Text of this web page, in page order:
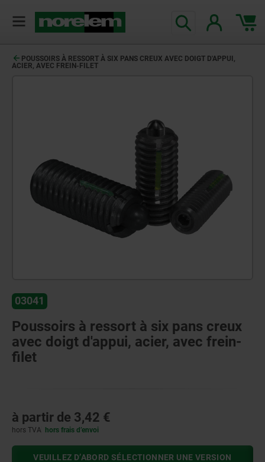
POUSSOIRS À RESSORT À SIX PANS CREUX AVEC DOIGT D'APPUI,
ACIER, AVEC FREIN-FILET
03041
Poussoirs à ressort à six pans creux
avec doigt d'appui, acier, avec frein-
filet
à partir de 3,42 €
hors TVA hors frais d’envoi
VEUILLEZ D’ABORD SÉLECTIONNER UNE VERSION